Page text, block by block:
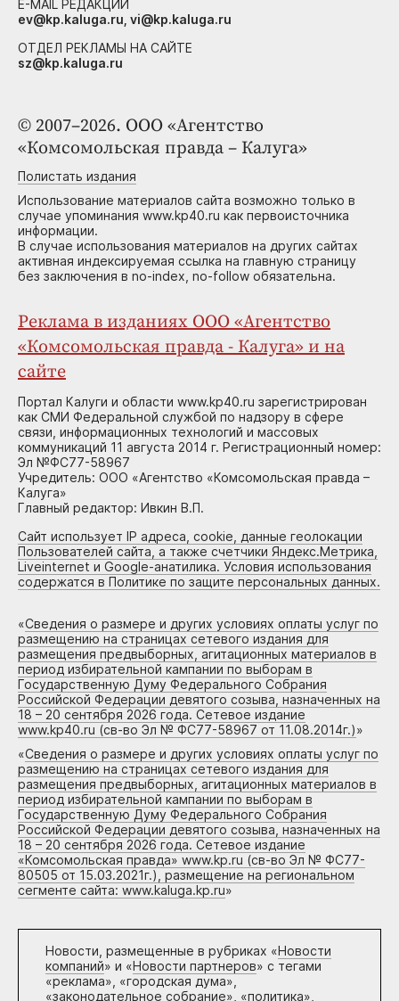
© 2007–2026. ООО «Агентство
«Комсомольская правда – Калуга»
Полистать издания
Использование материалов сайта возможно только в
случае упоминания www.kp40.ru как первоисточника
информации.
В случае использования материалов на других сайтах
активная индексируемая ссылка на главную страницу
без заключения в no-index, no-follow обязательна.
Реклама в изданиях ООО «Агентство
«Комсомольская правда - Калуга» и на
сайте
Портал Калуги и области www.kp40.ru зарегистрирован
как СМИ Федеральной службой по надзору в сфере
связи, информационных технологий и массовых
коммуникаций 11 августа 2014 г. Регистрационный номер:
Эл №ФС77-58967
Учредитель: ООО «Агентство «Комсомольская правда –
Калуга»
Главный редактор: Ивкин В.П.
Сайт использует IP адреса, cookie, данные геолокации
Пользователей сайта, а также счетчики Яндекс.Метрика,
Liveinternet и Google-анатилика. Условия использования
содержатся в Политике по защите персональных данных.
«Сведения о размере и других условиях оплаты услуг по
размещению на страницах сетевого издания для
размещения предвыборных, агитационных материалов в
период избирательной кампании по выборам в
Государственную Думу Федерального Собрания
Российской Федерации девятого созыва, назначенных на
18 – 20 сентября 2026 года. Сетевое издание
www.kp40.ru (св-во Эл № ФС77-58967 от 11.08.2014г.)»
«Сведения о размере и других условиях оплаты услуг по
размещению на страницах сетевого издания для
размещения предвыборных, агитационных материалов в
период избирательной кампании по выборам в
Государственную Думу Федерального Собрания
Российской Федерации девятого созыва, назначенных на
18 – 20 сентября 2026 года. Сетевое издание
«Комсомольская правда» www.kp.ru (св-во Эл № ФС77-
80505 от 15.03.2021г.), размещение на региональном
сегменте сайта: www.kaluga.kp.ru»
Новости, размещенные в рубриках «Новости
компаний» и «Новости партнеров» с тегами
«реклама», «городская дума»,
«законодательное собрание», «политика»,
E-MAIL РЕДАКЦИИ
ev@kp.kaluga.ru, vi@kp.kaluga.ru
ОТДЕЛ РЕКЛАМЫ НА САЙТЕ
sz@kp.kaluga.ru